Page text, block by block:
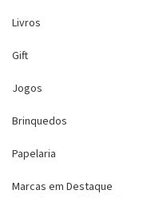
Livros
Gift
Jogos
Brinquedos
Papelaria
Marcas em Destaque